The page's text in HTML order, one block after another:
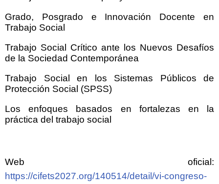
Grado, Posgrado e Innovación Docente en
Trabajo Social
Trabajo Social Crítico ante los Nuevos Desafíos
de la Sociedad Contemporánea
Trabajo Social en los Sistemas Públicos de
Protección Social (SPSS)
Los enfoques basados en fortalezas en la
práctica del trabajo social
Web oficial:
https://cifets2027.org/140514/detail/vi-congreso-